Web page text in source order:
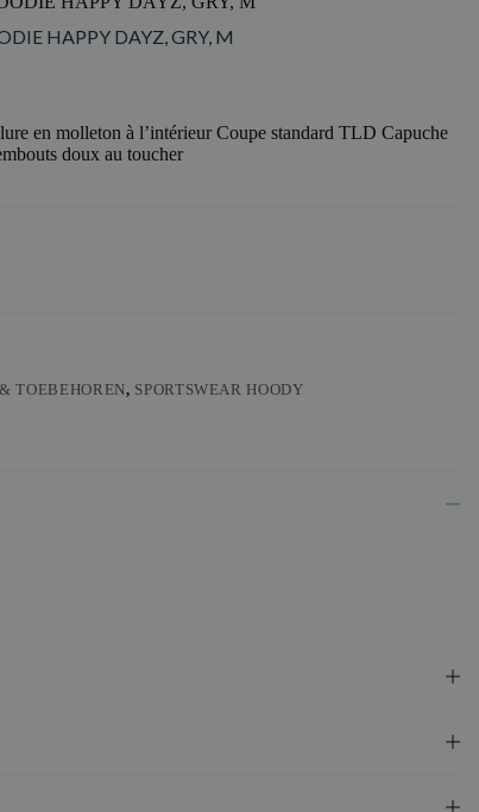
HAPPY DAYZ, GRY, M
en molleton à l’intérieur Coupe standard TLD Capuche
doux au toucher
TOEBEHOREN, SPORTSWEAR HOODY